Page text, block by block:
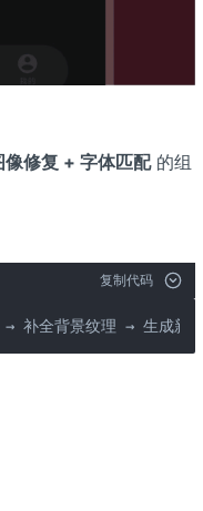
修复 + 字体匹配的组
复制代码
补全背景纹理 → 生成新